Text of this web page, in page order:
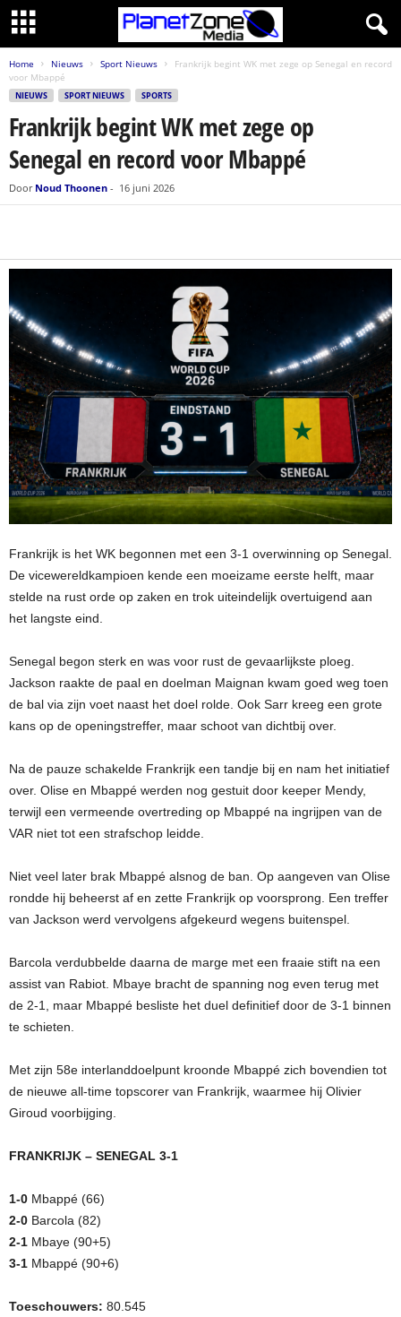
Home Nieuws Sport Nieuws
Frankrijk begint WK met zege op Senegal en record
voor Mbappé
NIEUWS SPORT NIEUWS SPORTS
Frankrijk begint WK met zege op
Senegal en record voor Mbappé
Door Noud Thoonen - 16 juni 2026
Frankrijk is het WK begonnen met een 3-1 overwinning op Senegal.
De vicewereldkampioen kende een moeizame eerste helft, maar
stelde na rust orde op zaken en trok uiteindelijk overtuigend aan
het langste eind.
Senegal begon sterk en was voor rust de gevaarlijkste ploeg.
Jackson raakte de paal en doelman Maignan kwam goed weg toen
de bal via zijn voet naast het doel rolde. Ook Sarr kreeg een grote
kans op de openingstreffer, maar schoot van dichtbij over.
Na de pauze schakelde Frankrijk een tandje bij en nam het initiatief
over. Olise en Mbappé werden nog gestuit door keeper Mendy,
terwijl een vermeende overtreding op Mbappé na ingrijpen van de
VAR niet tot een strafschop leidde.
Niet veel later brak Mbappé alsnog de ban. Op aangeven van Olise
rondde hij beheerst af en zette Frankrijk op voorsprong. Een treffer
van Jackson werd vervolgens afgekeurd wegens buitenspel.
Barcola verdubbelde daarna de marge met een fraaie stift na een
assist van Rabiot. Mbaye bracht de spanning nog even terug met
de 2-1, maar Mbappé besliste het duel definitief door de 3-1 binnen
te schieten.
Met zijn 58e interlanddoelpunt kroonde Mbappé zich bovendien tot
de nieuwe all-time topscorer van Frankrijk, waarmee hij Olivier
Giroud voorbijging.
FRANKRIJK – SENEGAL 3-1
1-0 Mbappé (66)
2-0 Barcola (82)
2-1 Mbaye (90+5)
3-1 Mbappé (90+6)
Toeschouwers: 80.545